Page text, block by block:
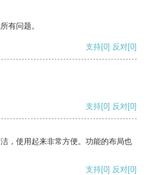
有问题。
支持[0] 反对[0]
支持[0] 反对[0]
，使用起来非常方便。功能的布局也
支持[0] 反对[0]